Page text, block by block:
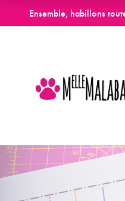
Ensemble, habillons